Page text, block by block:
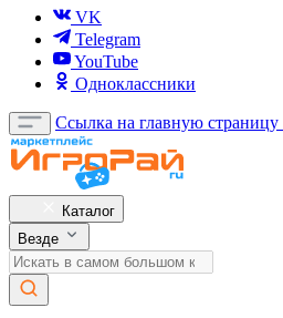
VK
Telegram
YouTube
Одноклассники
Ссылка на главную страницу
Каталог
Везде